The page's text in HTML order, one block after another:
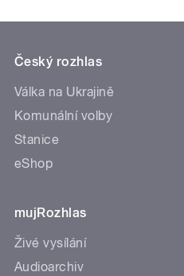
Český rozhlas
Válka na Ukrajině
Komunální volby
Stanice
eShop
mujRozhlas
Živé vysílání
Audioarchiv